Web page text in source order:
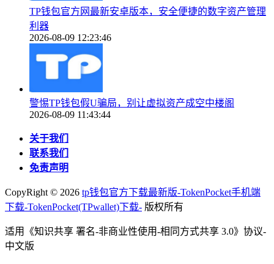
TP钱包官方网最新安卓版本，安全便捷的数字资产管理
利器
2026-08-09 12:23:46
警惕TP钱包假U骗局，别让虚拟资产成空中楼阁
2026-08-09 11:43:44
关于我们
联系我们
免责声明
CopyRight © 2026 tp钱包官方下载最新版-TokenPocket手机端
下载-TokenPocket(TPwallet)下载- 版权所有
适用《知识共享 署名-非商业性使用-相同方式共享 3.0》协议-
中文版